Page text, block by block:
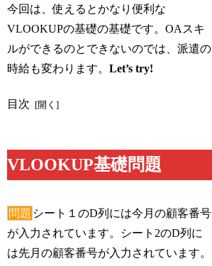
今回は、使えるとかなり便利な
VLOOKUPの基礎の基礎です。OAスキ
ルができるのとできないのでは、派遣の
時給も変わります。Let’s try!
目次
VLOOKUP基礎問題
問題 シート１のD列には今月の顧客番号
が入力されています。シート2のD列に
は先月の顧客番号が入力されています。